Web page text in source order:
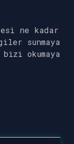
ne kadar
sunmaya
okumaya